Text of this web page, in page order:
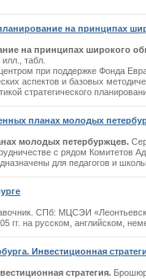
на принципах
на принципах широкого
табл.
при поддержке Фонда
аспектов и базовых
стратегического
планах молодых
молодых петербуржцев.
с рядом Комитетов
для педагогов и
СПб: МЦСЭИ
гг. на русском, английском,
Инвестиционная
стратегия.